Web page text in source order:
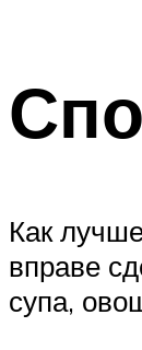
Как
вправе
супа,